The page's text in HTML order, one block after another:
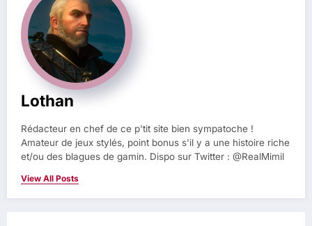
Lothan
Rédacteur en chef de ce p'tit site bien sympatoche !
Amateur de jeux stylés, point bonus s'il y a une histoire riche
et/ou des blagues de gamin. Dispo sur Twitter : @RealMimil
View All Posts